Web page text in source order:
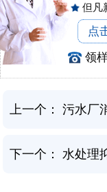
但凡
点
领
上一个： 污水厂
下一个： 水处理